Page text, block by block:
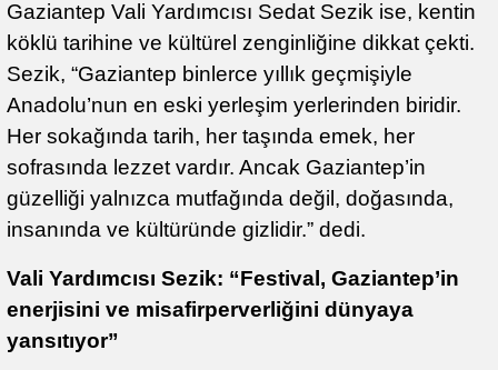
Gaziantep Vali Yardımcısı Sedat Sezik ise, kentin
köklü tarihine ve kültürel zenginliğine dikkat çekti.
Sezik, “Gaziantep binlerce yıllık geçmişiyle
Anadolu’nun en eski yerleşim yerlerinden biridir.
Her sokağında tarih, her taşında emek, her
sofrasında lezzet vardır. Ancak Gaziantep’in
güzelliği yalnızca mutfağında değil, doğasında,
insanında ve kültüründe gizlidir.” dedi.
Vali Yardımcısı Sezik: “Festival, Gaziantep’in
enerjisini ve misafirperverliğini dünyaya
yansıtıyor”